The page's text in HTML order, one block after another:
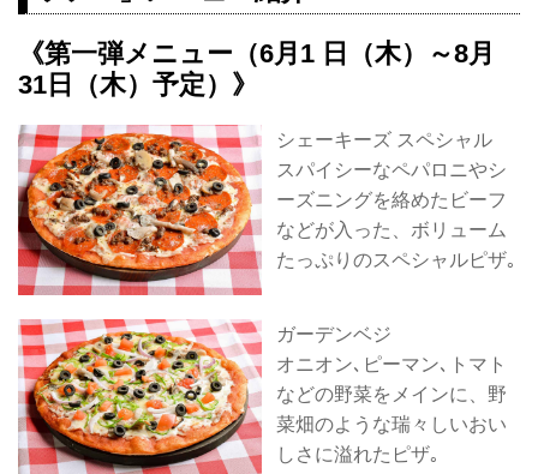
《第一弾メニュー（6月1 日（木）～8月
31日（木）予定）》
シェーキーズ スペシャル
スパイシーなペパロニやシ
ーズニングを絡めたビーフ
などが入った、ボリューム
たっぷりのスペシャルピザ｡
ガーデンベジ
オニオン､ピーマン､トマト
などの野菜をメインに、野
菜畑のような瑞々しいおい
しさに溢れたピザ｡